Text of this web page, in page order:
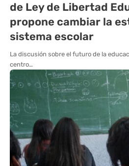
de Ley de Libertad
propone cambiar la
sistema escolar
La discusión sobre el futuro de la
centro…